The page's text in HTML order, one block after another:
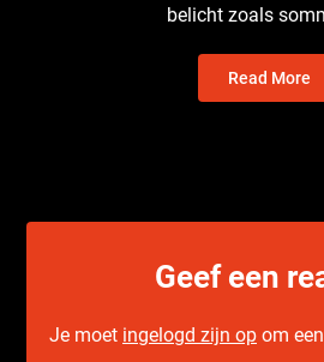
belicht zoals
Read More
Geef een
Je moet ingelogd zijn op om